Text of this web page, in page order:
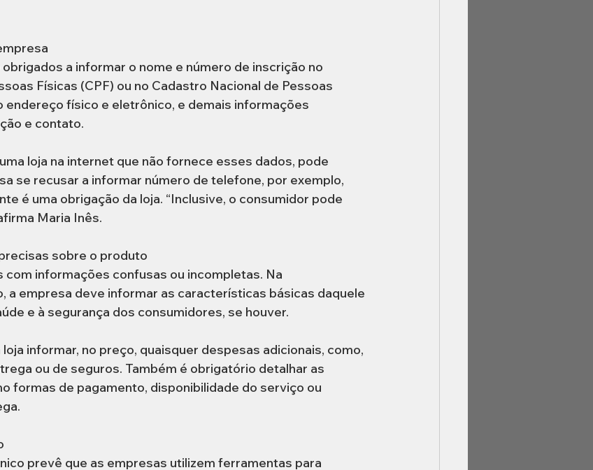
a informar o nome e número de inscrição no
Físicas (CPF) ou no Cadastro Nacional de Pessoas
endereço físico e eletrônico, e demais informações
e contato.
loja na internet que não fornece esses dados, pode
se recusar a informar número de telefone, por exemplo,
é uma obrigação da loja. “Inclusive, o consumidor pode
Maria Inês.
sobre o produto
com informações confusas ou incompletas. Na
a empresa deve informar as características básicas daquele
e à segurança dos consumidores, se houver.
informar, no preço, quaisquer despesas adicionais, como,
ou de seguros. Também é obrigatório detalhar as
formas de pagamento, disponibilidade do serviço ou
prevê que as empresas utilizem ferramentas para